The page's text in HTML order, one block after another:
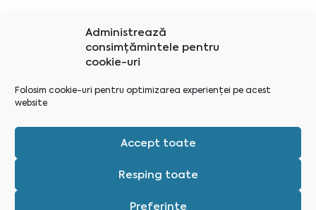
Administrează
consimțămintele pentru
cookie-uri
Folosim cookie-uri pentru optimizarea experienței pe acest
website
Accept toate
Resping toate
Preferințe